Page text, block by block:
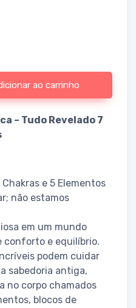
Box – All is Revealed 7
ao carrinho
– Tudo Revelado 7
e 5 Elementos
não estamos
em um mundo
conforto e equilíbrio.
podem cuidar
sabedoria antiga,
no corpo chamados
blocos de